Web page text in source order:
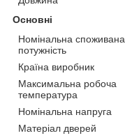
Основні
Номінальна споживана
потужність
Країна виробник
Максимальна робоча
температура
Номінальна напруга
Матеріал дверей